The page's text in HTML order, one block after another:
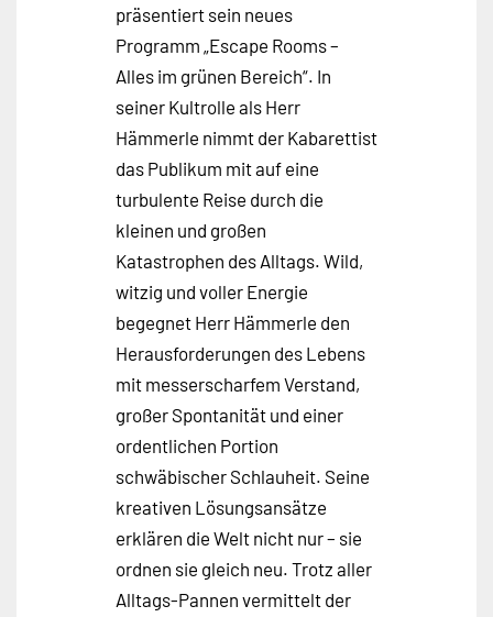
präsentiert sein neues
Programm „Escape Rooms –
Alles im grünen Bereich“. In
seiner Kultrolle als Herr
Hämmerle nimmt der Kabarettist
das Publikum mit auf eine
turbulente Reise durch die
kleinen und großen
Katastrophen des Alltags. Wild,
witzig und voller Energie
begegnet Herr Hämmerle den
Herausforderungen des Lebens
mit messerscharfem Verstand,
großer Spontanität und einer
ordentlichen Portion
schwäbischer Schlauheit. Seine
kreativen Lösungsansätze
erklären die Welt nicht nur – sie
ordnen sie gleich neu. Trotz aller
Alltags-Pannen vermittelt der